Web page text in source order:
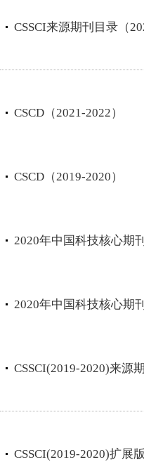
CSSCI来源期刊目录（
CSCD（2021-2022）
CSCD（2019-2020）
2020年中国科技核心期
2020年中国科技核心期
CSSCI(2019-2020)来源
CSSCI(2019-2020)扩展